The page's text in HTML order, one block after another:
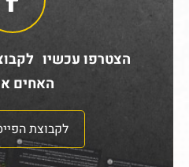
הצטרפו עכשיו
האחים
לקבוצת